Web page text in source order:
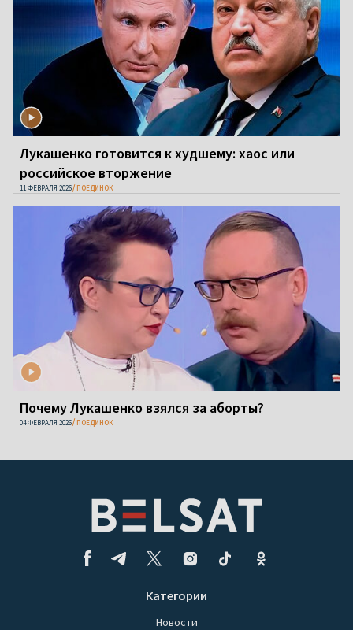
Лукашенко готовится к худшему: хаос или
российское вторжение
11 ФЕВРАЛЯ 2026 ПОЕДИНОК
Почему Лукашенко взялся за аборты?
04 ФЕВРАЛЯ 2026 ПОЕДИНОК
Категории
Новости